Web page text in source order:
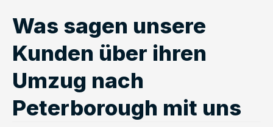
Was sagen unsere
Kunden über ihren
Umzug nach
Peterborough mit uns